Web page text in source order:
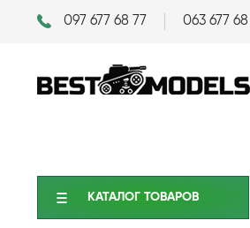
097 677 68 77 063 677 68
КАТАЛОГ ТОВАРОВ